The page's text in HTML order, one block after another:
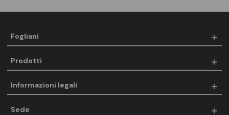
Fogliani
Prodotti
Informazioni legali
Sede